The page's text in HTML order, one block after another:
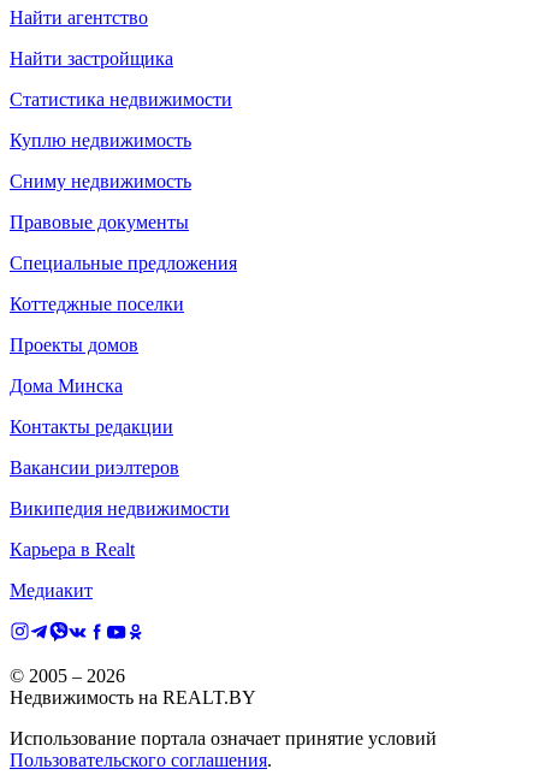
Найти агентство
Найти застройщика
Статистика недвижимости
Куплю недвижимость
Сниму недвижимость
Правовые документы
Специальные предложения
Коттеджные поселки
Проекты домов
Дома Минска
Контакты редакции
Вакансии риэлтеров
Википедия недвижимости
Карьера в Realt
Медиакит
© 2005 – 2026
Недвижимость на REALT.BY
Использование портала означает принятие условий
Пользовательского соглашения.